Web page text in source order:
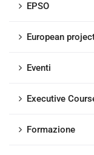
EPSO
European
Eventi
Executive
Formazione